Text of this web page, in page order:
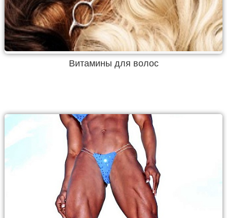
Витамины для волос